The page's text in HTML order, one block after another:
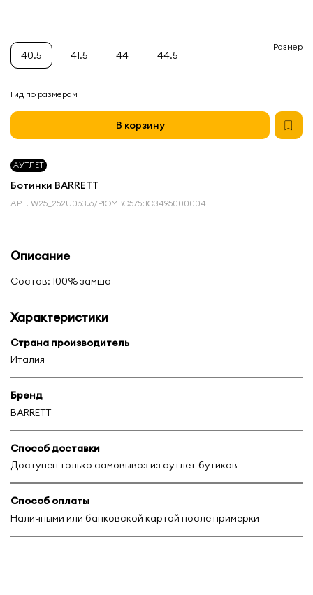
АУТЛЕТ
Ботинки BARRETT
АРТ. W25_252U063.6/PIOMBO575:1С3495000004
Гид по размерам
В корзину
Размер
40.5 41.5 44 44.5
Описание
Состав: 100% замша
Характеристики
Страна производитель
Италия
Бренд
BARRETT
Способ доставки
Доступен только самовывоз из аутлет-бутиков
Способ оплаты
Наличными или банковской картой после примерки